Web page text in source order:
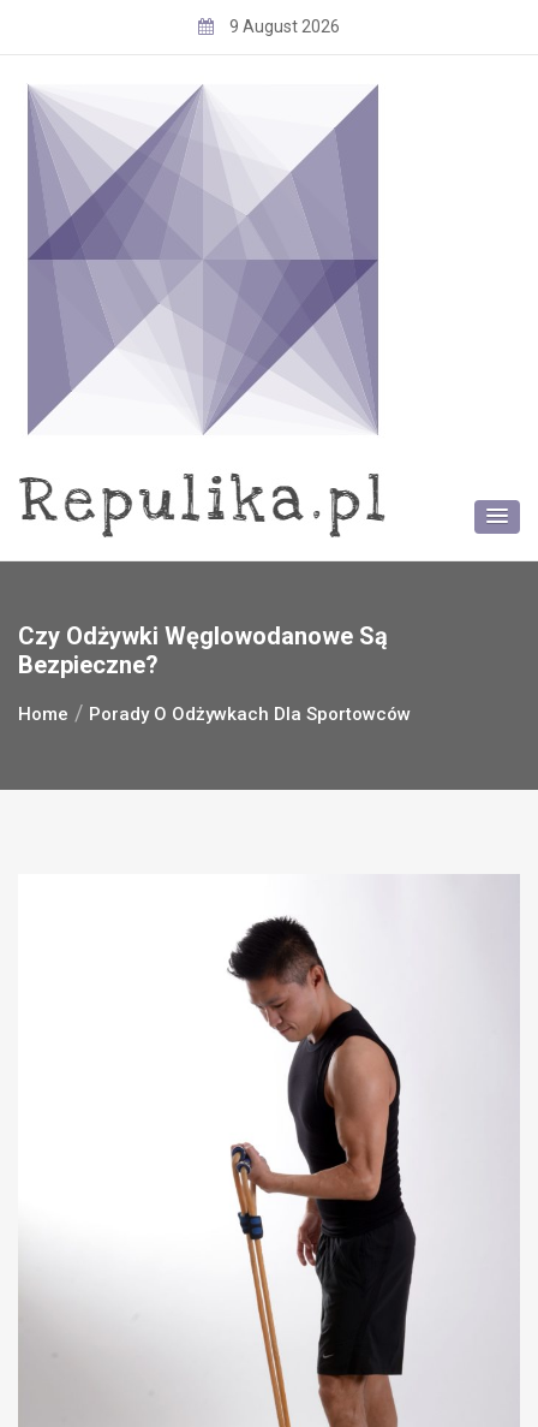
9 August 2026
Czy Odżywki Węglowodanowe Są
Bezpieczne?
Home Porady O Odżywkach Dla Sportowców